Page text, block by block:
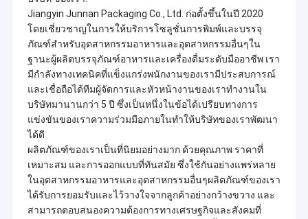
Jiangyin Junnan Packaging Co., Ltd. ก่อตั้งขึ้นในปี 2020
โดยเชี่ยวชาญในการให้บริการโซลูชั่นการพิมพ์และบรรจุ
ภัณฑ์สำหรับอุตสาหกรรมอาหารและอุตสาหกรรมอื่นๆใน
ฐานะผู้ผลิตบรรจุภัณฑ์อาหารและเครื่องดื่มระดับมืออาชีพ เรา
มีกำลังทางเทคนิคที่แข็งแกร่งพนักงานของเรามีประสบการณ์
และเชื่อถือได้ทีมผู้จัดการและหัวหน้างานของเราทำงานใน
บริษัทมานานกว่า 5 ปี ซึ่งเป็นหนึ่งในข้อได้เปรียบทางการ
แข่งขันของเราความร่วมมือภายในทำให้บริษัทของเราพัฒนา
ได้ดี
ผลิตภัณฑ์ของเราเป็นที่นิยมอย่างมาก ด้วยคุณภาพ ราคาที่
เหมาะสม และการออกแบบที่ทันสมัย ​​ซึ่งใช้กันอย่างแพร่หลาย
ในอุตสาหกรรมอาหารและอุตสาหกรรมอื่นๆผลิตภัณฑ์ของเรา
ได้รับการยอมรับและไว้วางใจจากลูกค้าอย่างกว้างขวาง และ
สามารถตอบสนองความต้องการทางเศรษฐกิจและสังคมที่